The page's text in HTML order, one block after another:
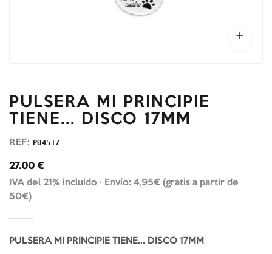
PULSERA MI PRINCIPIE
TIENE... DISCO 17MM
REF: PU4517
27.00 €
IVA del 21% incluido · Envío: 4,95€ (gratis a partir de
50€)
PULSERA MI PRINCIPIE TIENE... DISCO 17MM